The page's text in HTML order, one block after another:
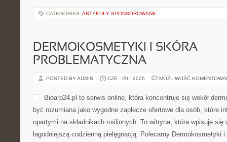
CATEGORIES: ARTYKUŁY SPONSOROWANE
DERMOKOSMETYKI I SKÓRA
PROBLEMATYCZNA
POSTED BY ADMIN CZE - 20 - 2026 MOŻLIWOŚĆ
Bioarp24.pl to serwis online, która koncentruje się wokół
być rozumiana jako wygodne zaplecze ofertowe dla osób, które
opartymi na składnikach roślinnych. To witryna, która wpisuje się
łagodniejszą codzienną pielęgnacją. Polecamy Dermokosmetyki